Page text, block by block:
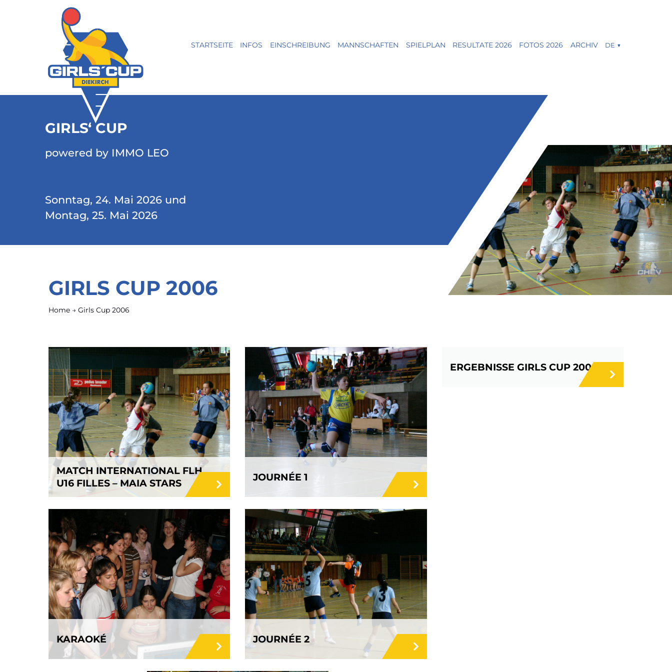
STARTSEITE INFOS EINSCHREIBUNG MANNSCHAFTEN SPIELPLAN RESULTATE 2026 FOTOS 2026 ARCHIV DE
GIRLS‘ CUP
powered by IMMO LEO
Sonntag, 24. Mai 2026 und
Montag, 25. Mai 2026
GIRLS CUP 2006
Home → Girls Cup 2006
MATCH INTERNATIONAL FLH
U16 FILLES – MAIA STARS
JOURNÉE 1
KARAOKÉ JOURNÉE 2
ERGEBNISSE GIRLS CUP 2006